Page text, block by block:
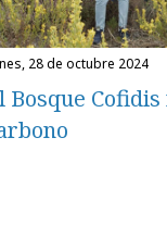
28 de octubre 2024
Bosque